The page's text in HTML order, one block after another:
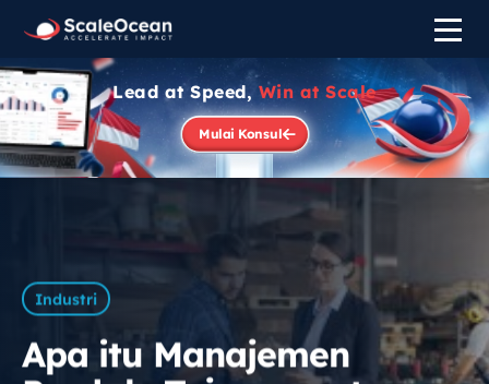
Lead at Speed, Win at Scale
Mulai Konsul
Industri
Apa itu Manajemen